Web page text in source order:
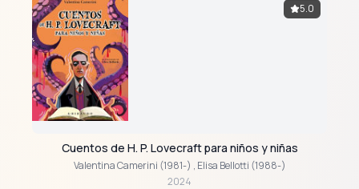
5.0
Cuentos de H. P. Lovecraft para niños y niñas
Valentina Camerini (1981-) , Elisa Bellotti (1988-)
2024